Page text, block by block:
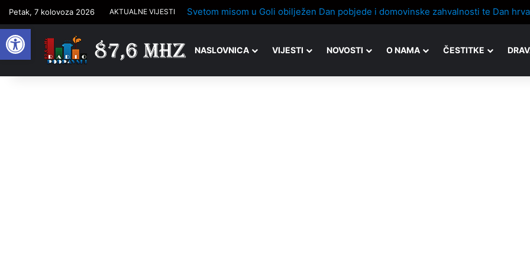
Open toolbar
Petak, 7 kolovoza 2026 AKTUALNE VIJESTI
NASLOVNICA VIJESTI NOVOSTI O NAMA ČESTITKE